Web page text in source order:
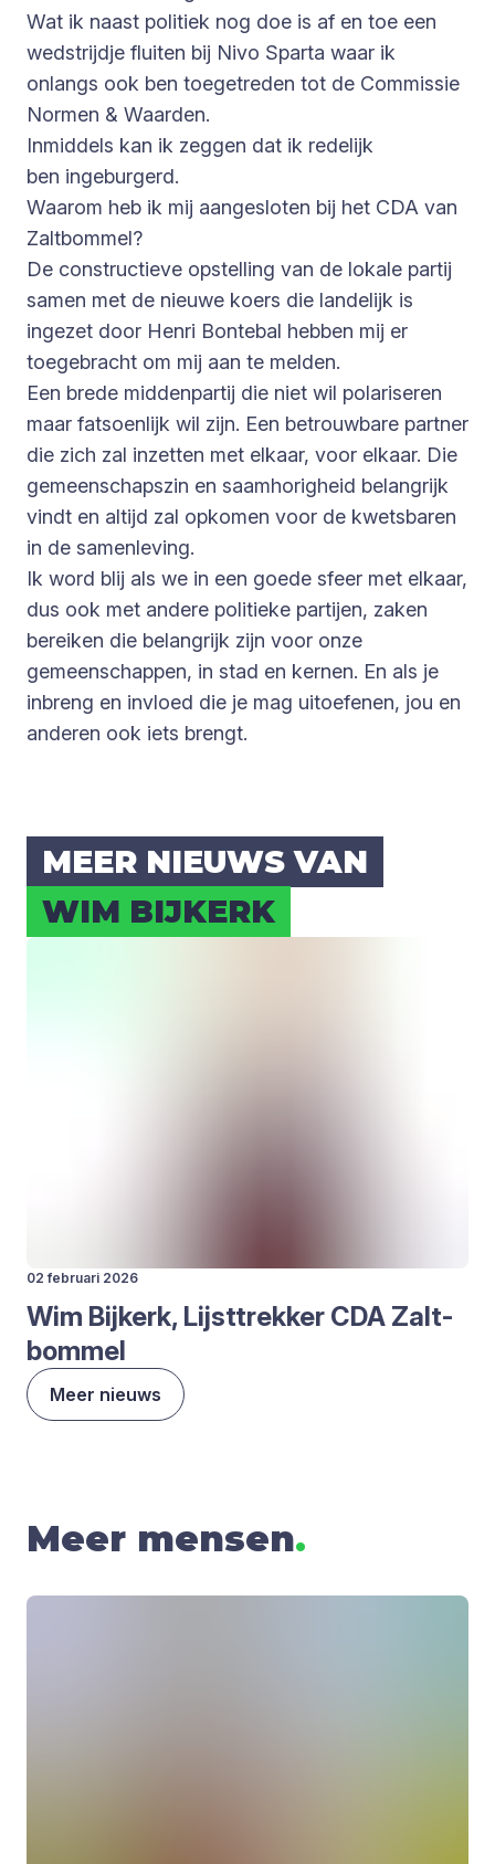
Wat ik naast politiek nog doe is af en toe een
wedstrijdje fluiten bij Nivo Sparta waar ik
onlangs ook ben toegetreden tot de Commissie
Normen & Waarden.
Inmiddels kan ik zeggen dat ik redelijk
ben ingeburgerd.
Waarom heb ik mij aangesloten bij het CDA van
Zaltbommel?
De constructieve opstelling van de lokale partij
samen met de nieuwe koers die landelijk is
ingezet door Henri Bontebal hebben mij er
toegebracht om mij aan te melden.
Een brede middenpartij die niet wil polariseren
maar fatsoenlijk wil zijn. Een betrouwbare partner
die zich zal inzetten met elkaar, voor elkaar. Die
gemeenschapszin en saamhorigheid belangrijk
vindt en altijd zal opkomen voor de kwetsbaren
in de samenleving.
Ik word blij als we in een goede sfeer met elkaar,
dus ook met andere politieke partijen, zaken
bereiken die belangrijk zijn voor onze
gemeenschappen, in stad en kernen. En als je
inbreng en invloed die je mag uitoefenen, jou en
anderen ook iets brengt.
MEER NIEUWS VAN
WIM BIJ­KERK
02 februari 2026
Wim Bij­kerk, Lijst­trek­ker CDA Zalt­
bom­mel
Meer nieuws
Meer mensen.